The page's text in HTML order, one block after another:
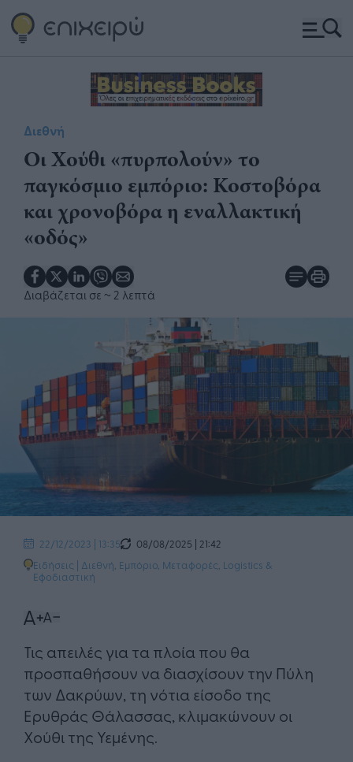
Διεθνή
Οι Χούθι «πυρπολούν» το
παγκόσμιο εμπόριο: Κοστοβόρα
και χρονοβόρα η εναλλακτική
«οδός»
Διαβάζεται σε ~ 2 λεπτά
22/12/2023 | 13:35
08/08/2025 | 21:42
Ειδήσεις | Διεθνή Εμπόριο Μεταφορές, Logistics &
Εφοδιαστική
Τις απειλές για τα πλοία που θα
προσπαθήσουν να διασχίσουν την Πύλη
των Δακρύων, τη νότια είσοδο της
Ερυθράς Θάλασσας, κλιμακώνουν οι
Χούθι της Υεμένης.